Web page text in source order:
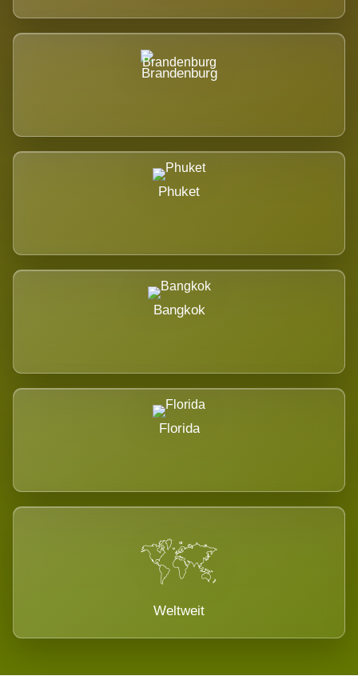
Brandenburg
Phuket
Bangkok
Florida
Weltweit